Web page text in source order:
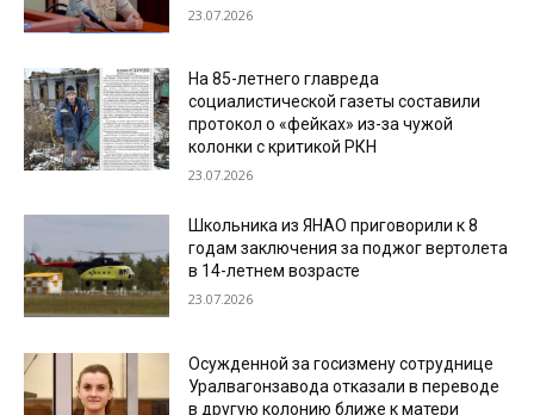
23.07.2026
На 85-летнего главреда
социалистической газеты составили
протокол о «фейках» из-за чужой
колонки с критикой РКН
23.07.2026
Школьника из ЯНАО приговорили к 8
годам заключения за поджог вертолета
в 14-летнем возрасте
23.07.2026
Осужденной за госизмену сотруднице
Уралвагонзавода отказали в переводе
в другую колонию ближе к матери